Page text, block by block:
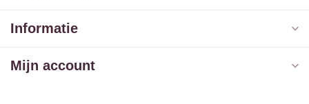
Informatie
Mijn account